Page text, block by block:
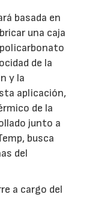
basada en
una caja
de la
y la
aplicación,
de la
junto a
busca
del
a cargo del